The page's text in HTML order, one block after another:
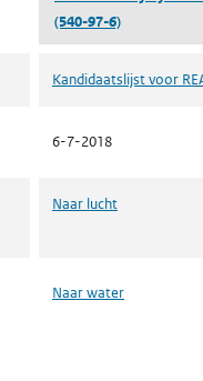
(540-97-6)
Kandidaatslijst voor
6-7-2018
Naar lucht
Naar water